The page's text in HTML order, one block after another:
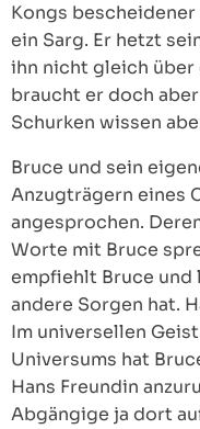
Kongs
ein Sarg. Er hetzt
ihn nicht gleich über
braucht er doch
Schurken wissen
Bruce und sein
Anzugträgern eines
angesprochen.
Worte mit Bruce
empfiehlt Bruce und
andere Sorgen hat.
Im universellen
Universums hat
Hans Freundin
Abgängige ja dort